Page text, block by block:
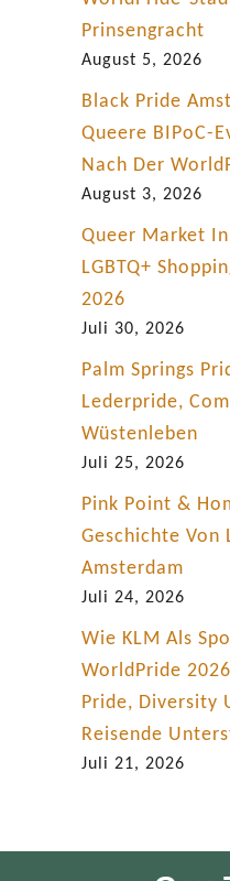
Prinsengracht
August 5, 2026
Black Pride
Queere BIPoC-
Nach Der
August 3, 2026
Queer Market
LGBTQ+
2026
Juli 30, 2026
Palm Springs
Lederpride,
Wüstenleben
Juli 25, 2026
Pink Point &
Geschichte Von
Amsterdam
Juli 24, 2026
Wie KLM Als
WorldPride
Pride, Diversity
Reisende
Juli 21, 2026